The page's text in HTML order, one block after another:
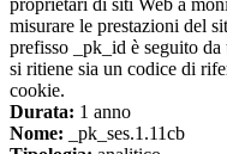
proprietari di siti Web a
misurare le prestazioni del
prefisso _pk_id è seguito
si ritiene sia un codice di
cookie.
Durata: 1 anno
Nome: _pk_ses.1.11cb